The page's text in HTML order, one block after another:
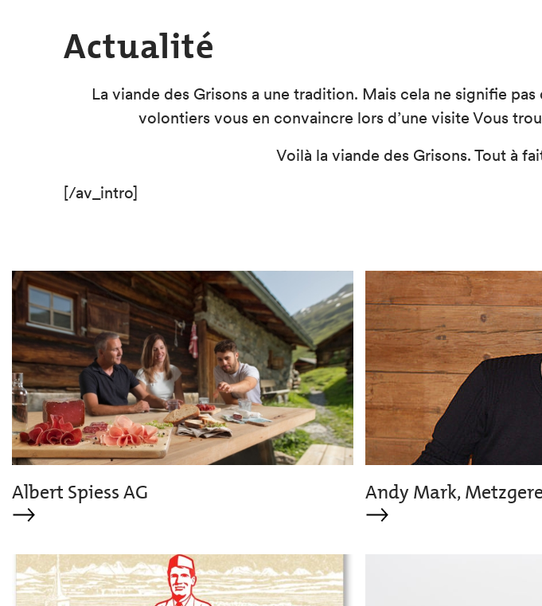
Actualité
La viande des Grisons a une tradition. Mais cela ne signifie
volontiers vous en convaincre lors d’une visite Vous
Voilà la viande des Grisons. Tout à
[/av_intro]
Albert Spiess AG Andy Mark,